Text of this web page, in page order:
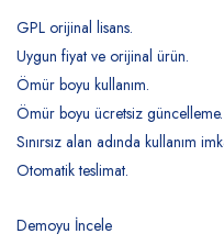
GPL orijinal lisans.
Uygun fiyat ve orijinal ürün.
Ömür boyu kullanım.
Ömür boyu ücretsiz güncelleme.
Sınırsız alan adında kullanım
Otomatik teslimat.
Demoyu İncele